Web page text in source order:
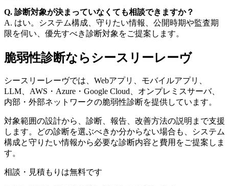
Q. 診断対象が決まっていなくても相談できますか？
A. はい。システム構成、守りたい情報、公開時期や監査期
限を伺い、優先すべき診断対象をご提案します。
脆弱性診断ならシースリーレーヴ
シースリーレーヴでは、Webアプリ、モバイルアプリ、
LLM、AWS・Azure・Google Cloud、オンプレミスサーバ、
内部・外部ネットワークの脆弱性診断を提供しています。
対象範囲の設計から、診断、報告、改善方法の説明まで支援
します。どの診断を選ぶべきか分からない場合も、システム
構成と守りたい情報から必要な診断内容と費用をご提案しま
す。
相談・見積もりは無料です